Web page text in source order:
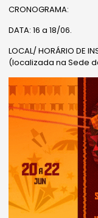
CRONOGRAMA:
DATA: 16 a 18/06.
LOCAL/ HORÁRIO DE
(localizada na Sede